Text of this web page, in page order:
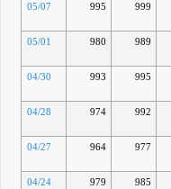
05/07 995 999
05/01 980 989
04/30 993 995
04/28 974 992
04/27 964 977
04/24 979 985